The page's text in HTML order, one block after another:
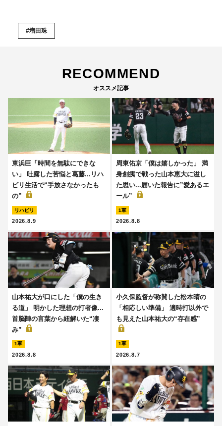
#増田珠
RECOMMEND
オススメ記事
東浜巨「時間を無駄にできな
い」 吐露した苦悩と葛藤...リハ
ビリ生活で“手放さなかったも
の”
リハビリ
2026.8.9
周東佑京「僕は嬉しかった」 満
身創痍で戦った山本恵大に溢し
た思い...届いた報告に”愛あるエ
ール”
1軍
2026.8.8
山本祐大が口にした「僕の生き
る道」 明かした理想の打者像...
首脳陣の言葉から紐解いた“凄
み”
1軍
2026.8.8
小久保監督が称賛した松本晴の
「相応しい準備」 適時打以外で
も見えた山本祐大の“存在感”
1軍
2026.8.7